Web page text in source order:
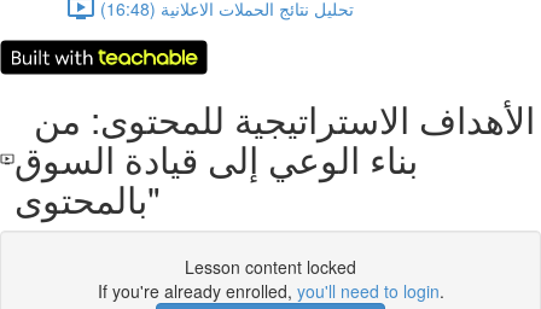
تحليل نتائج الحملات الاعلانية (16:48)
بناء الوعي إلى قيادة السوق
بالمحتوى"
Lesson content locked
If you're already enrolled, you'll need to login.